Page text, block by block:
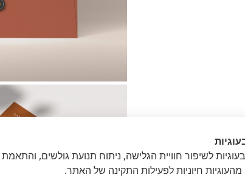
לשיפור חוויית הגלישה, ניתוח תנועת גולשים,
חיוניות לפעילות התקינה של האתר.